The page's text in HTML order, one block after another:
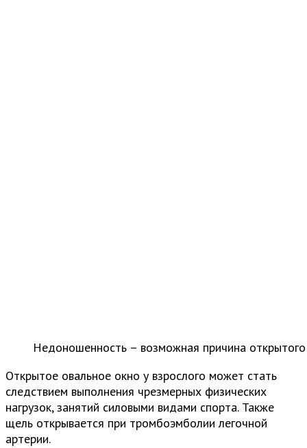
Недоношенность – возможная причина открытого
Открытое овальное окно у взрослого может стать
следствием выполнения чрезмерных физических
нагрузок, занятий силовыми видами спорта. Также
щель открывается при тромбоэмболии легочной
артерии.